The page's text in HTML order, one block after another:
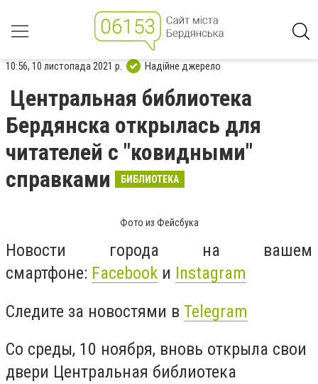
10:56, 10 листопада 2021 р. Надійне джерело
Центральная библиотека
Бердянска открылась для
читателей с "ковидными"
справками
БИБЛИОТЕКА
Фото из Фейсбука
Новости города на вашем
смартфоне: Facebook и Instagram
Следите за новостями в Telegram
Со среды, 10 ноября, вновь открыла свои
двери Центральная библиотека